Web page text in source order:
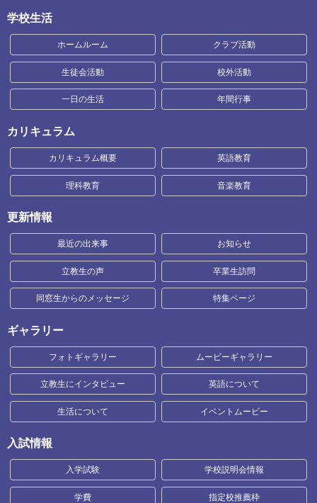
学校生活
ホームルーム クラブ活動
生徒会活動 校外活動
一日の生活 年間行事
カリキュラム
カリキュラム概要 英語教育
理科教育 音楽教育
更新情報
最近の出来事 お知らせ
立教生の声 卒業生訪問
同窓生からのメッセージ 特集ページ
ギャラリー
フォトギャラリー ムービーギャラリー
立教生にインタビュー 英語について
生活について イベントムービー
入試情報
入学試験 学校説明会情報
学費 指定校推薦枠